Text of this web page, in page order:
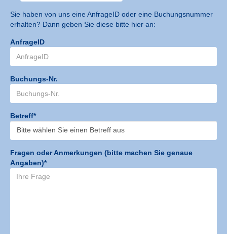
Sie haben von uns eine AnfrageID oder eine Buchungsnummer
erhalten? Dann geben Sie diese bitte hier an:
AnfrageID
Buchungs-Nr.
Betreff*
Fragen oder Anmerkungen (bitte machen Sie genaue
Angaben)*